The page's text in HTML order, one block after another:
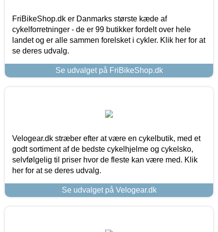
FriBikeShop.dk er Danmarks største kæde af
cykelforretninger - de er 99 butikker fordelt over hele
landet og er alle sammen forelsket i cykler. Klik her for at
se deres udvalg.
Se udvalget på FriBikeShop.dk
Velogear.dk stræber efter at være en cykelbutik, med et
godt sortiment af de bedste cykelhjelme og cykelsko,
selvfølgelig til priser hvor de fleste kan være med. Klik
her for at se deres udvalg.
Se udvalget på Velogear.dk